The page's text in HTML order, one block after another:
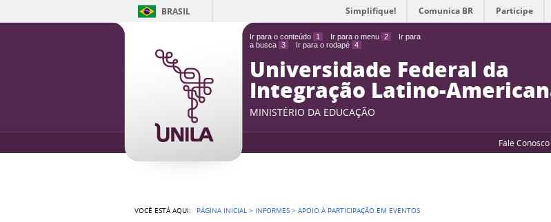
Ir para o conteúdo 1 Ir para o menu 2
Ir para
a busca 3 Ir para o rodapé 4
BRASIL Simplifique! Comunica BR Participe
Universidade Federal da
Integração Latino-
MINISTÉRIO DA EDUCAÇÃO
Fale Conosco
VOCÊ ESTÁ AQUI: PÁGINA INICIAL > INFORMES >APOIO À PARTICIPAÇÃO EM EVENTOS